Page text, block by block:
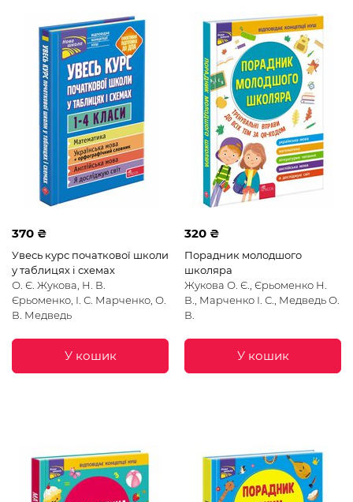
370 ₴
Увесь курс початкової школи
у таблицях i схемах
О. Є. Жукова, Н. В.
Єрьоменко, І. С. Марченко, О.
В. Медведь
У кошик
320 ₴
Порадник молодшого
школяра
Жукова О. Є., Єрьоменко Н.
В., Марченко І. С., Медведь О.
В.
У кошик